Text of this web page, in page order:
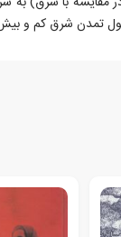
تمدن شرق کم و